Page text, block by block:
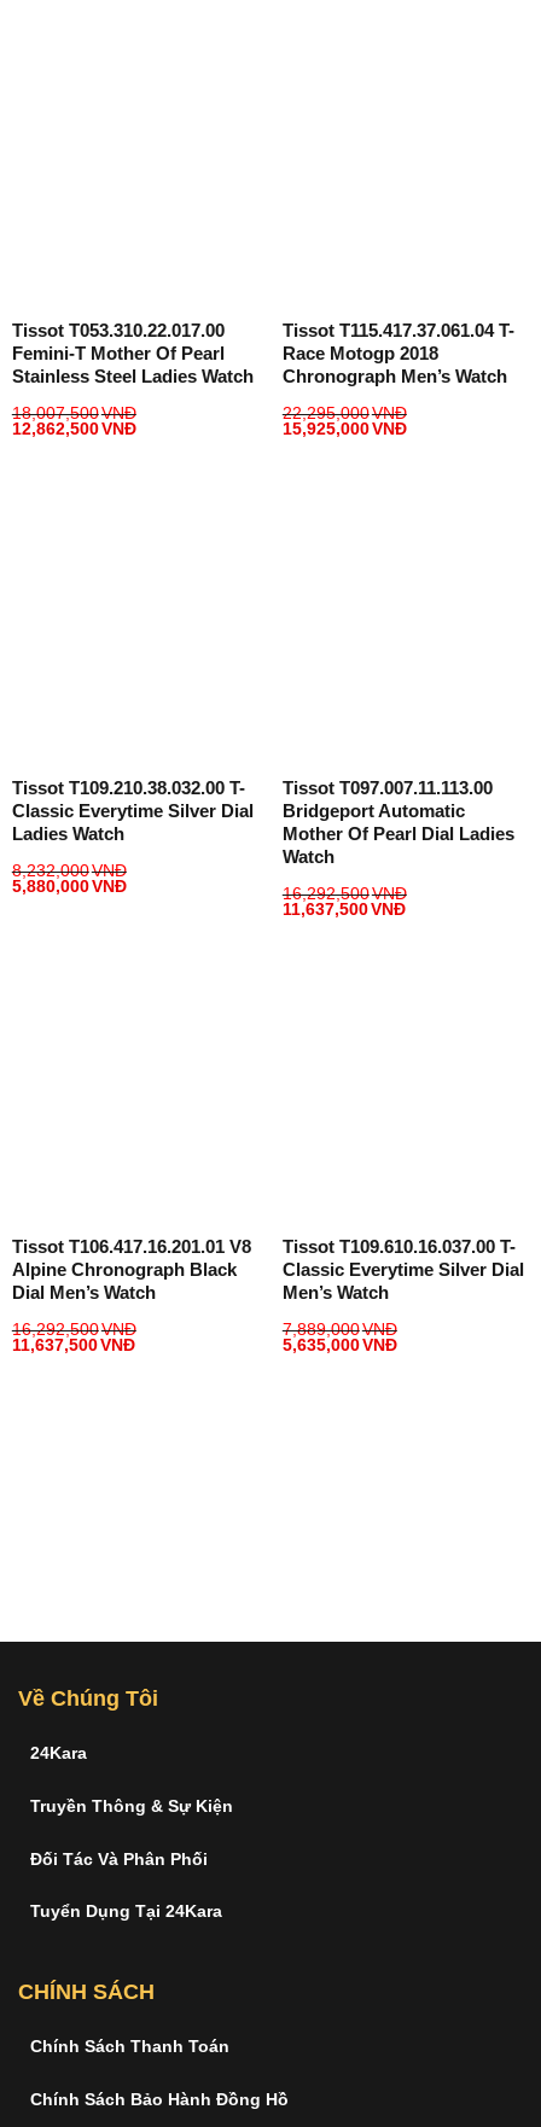
Tissot T053.310.22.017.00
Femini-T Mother Of Pearl
Stainless Steel Ladies Watch
18,007,500VNĐ
12,862,500VNĐ
Tissot T115.417.37.061.04 T-
Race Motogp 2018
Chronograph Men’s Watch
22,295,000VNĐ
15,925,000VNĐ
Tissot T109.210.38.032.00 T-
Classic Everytime Silver Dial
Ladies Watch
8,232,000VNĐ
5,880,000VNĐ
Tissot T097.007.11.113.00
Bridgeport Automatic
Mother Of Pearl Dial Ladies
Watch
16,292,500VNĐ
11,637,500VNĐ
Tissot T106.417.16.201.01 V8
Alpine Chronograph Black
Dial Men’s Watch
16,292,500VNĐ
11,637,500VNĐ
Tissot T109.610.16.037.00 T-
Classic Everytime Silver Dial
Men’s Watch
7,889,000VNĐ
5,635,000VNĐ
Về Chúng Tôi
24Kara
Truyền Thông & Sự Kiện
Đối Tác Và Phân Phối
Tuyển Dụng Tại 24Kara
CHÍNH SÁCH
Chính Sách Thanh Toán
Chính Sách Bảo Hành Đồng Hồ